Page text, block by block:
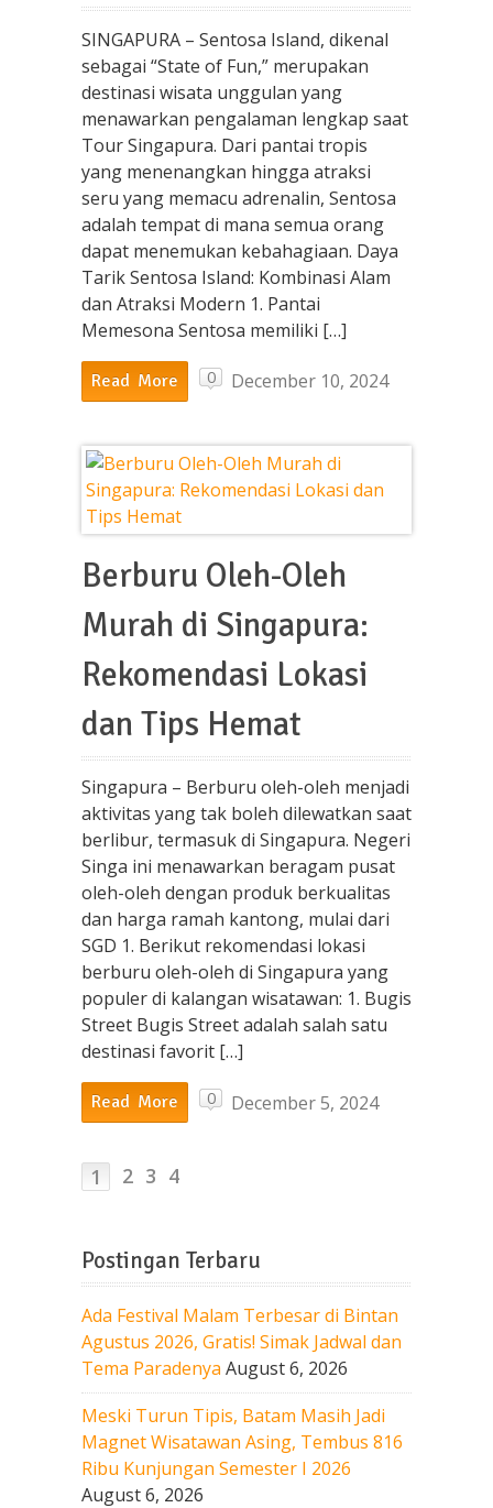
SINGAPURA – Sentosa Island, dikenal
sebagai “State of Fun,” merupakan
destinasi wisata unggulan yang
menawarkan pengalaman lengkap saat
Tour Singapura. Dari pantai tropis
yang menenangkan hingga atraksi
seru yang memacu adrenalin, Sentosa
adalah tempat di mana semua orang
dapat menemukan kebahagiaan. Daya
Tarik Sentosa Island: Kombinasi Alam
dan Atraksi Modern 1. Pantai
Memesona Sentosa memiliki […]
Read More 0 December 10, 2024
Berburu Oleh-Oleh
Murah di Singapura:
Rekomendasi Lokasi
dan Tips Hemat
Singapura – Berburu oleh-oleh menjadi
aktivitas yang tak boleh dilewatkan saat
berlibur, termasuk di Singapura. Negeri
Singa ini menawarkan beragam pusat
oleh-oleh dengan produk berkualitas
dan harga ramah kantong, mulai dari
SGD 1. Berikut rekomendasi lokasi
berburu oleh-oleh di Singapura yang
populer di kalangan wisatawan: 1. Bugis
Street Bugis Street adalah salah satu
destinasi favorit […]
Read More 0 December 5, 2024
1 2 3 4
Postingan Terbaru
Ada Festival Malam Terbesar di Bintan
Agustus 2026, Gratis! Simak Jadwal dan
Tema Paradenya August 6, 2026
Meski Turun Tipis, Batam Masih Jadi
Magnet Wisatawan Asing, Tembus 816
Ribu Kunjungan Semester I 2026
August 6, 2026